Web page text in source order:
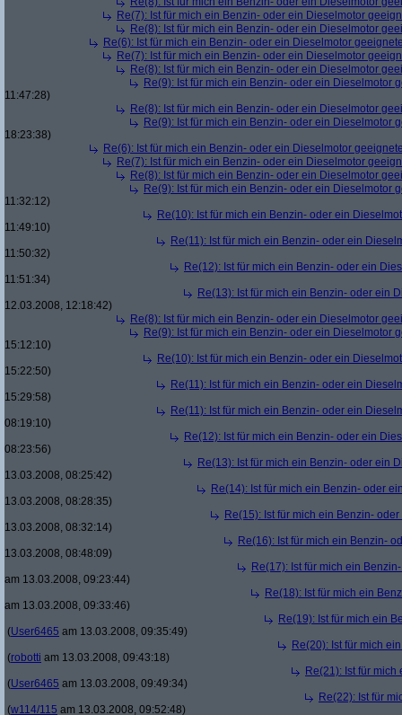
Re(7): Ist für mich ein Benzin- oder ein Dieselmotor
Re(8): Ist für mich ein Benzin- oder ein Dieselmotor
Re(6): Ist für mich ein Benzin- oder ein Dieselmotor
Re(7): Ist für mich ein Benzin- oder ein Dieselmotor
Re(8): Ist für mich ein Benzin- oder ein Dieselmotor
Re(9): Ist für mich ein Benzin- oder ein Dieselmotor
11:47:28)
Re(8): Ist für mich ein Benzin- oder ein Dieselmotor
Re(9): Ist für mich ein Benzin- oder ein Dieselmotor
18:23:38)
Re(6): Ist für mich ein Benzin- oder ein Dieselmotor
Re(7): Ist für mich ein Benzin- oder ein Dieselmotor
Re(8): Ist für mich ein Benzin- oder ein Dieselmotor
Re(9): Ist für mich ein Benzin- oder ein Dieselmotor
11:32:12)
Re(10): Ist für mich ein Benzin- oder ein
11:49:10)
Re(11): Ist für mich ein Benzin- oder ein
11:50:32)
Re(12): Ist für mich ein Benzin- oder ein
11:51:34)
Re(13): Ist für mich ein Benzin- oder ein
12.03.2008, 12:18:42)
Re(8): Ist für mich ein Benzin- oder ein Dieselmotor
Re(9): Ist für mich ein Benzin- oder ein Dieselmotor
15:12:10)
Re(10): Ist für mich ein Benzin- oder ein
15:22:50)
Re(11): Ist für mich ein Benzin- oder ein
15:29:58)
Re(11): Ist für mich ein Benzin- oder ein
08:19:10)
Re(12): Ist für mich ein Benzin- oder ein
08:23:56)
Re(13): Ist für mich ein Benzin- oder ein
13.03.2008, 08:25:42)
Re(14): Ist für mich ein Benzin- oder
13.03.2008, 08:28:35)
Re(15): Ist für mich ein Benzin-
13.03.2008, 08:32:14)
Re(16): Ist für mich ein Benzin-
13.03.2008, 08:48:09)
Re(17): Ist für mich ein
am 13.03.2008, 09:23:44)
Re(18): Ist für mich ein
am 13.03.2008, 09:33:46)
Re(19): Ist für mich ein
(User6465 am 13.03.2008, 09:35:49)
Re(20): Ist für mich
(robotti am 13.03.2008, 09:43:18)
Re(21): Ist für
(User6465 am 13.03.2008, 09:49:34)
Re(22): Ist für
(w114/115 am 13.03.2008, 09:52:48)